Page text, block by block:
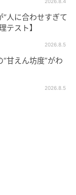
し始めると、
が、気が散り
なくなってし
人に話しかけ
座っていても落
っています。
“人に合わせすぎて
テスト】
2026.8.5
“甘えん坊度”がわ
2026.8.5